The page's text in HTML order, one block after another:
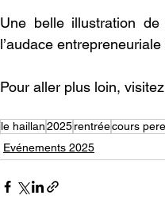
Une belle illustration
l’audace entrepreneuriale
Pour aller plus loin, visitez
le haillan2025rentréecours
Evénements 2025